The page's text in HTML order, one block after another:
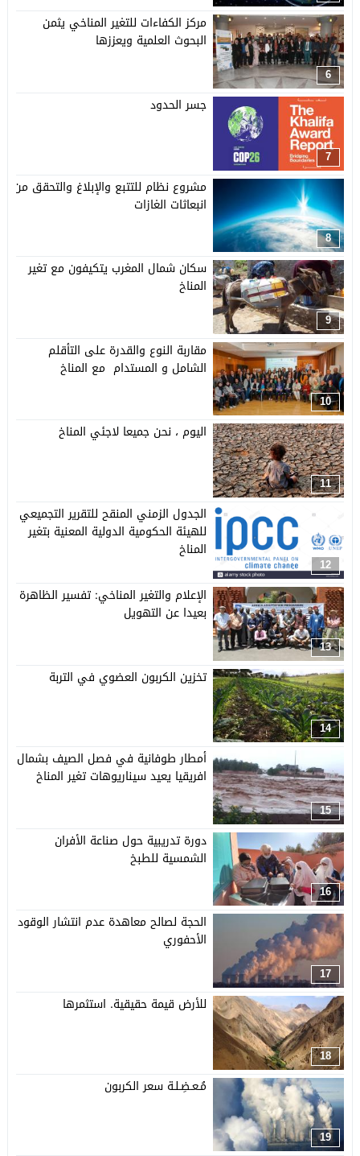
6
مركز الكفاءات للتغير المناخي يثمن
البحوث العلمية ويعززها
7
جسر الحدود
8
مشروع نظام للتتبع والإبلاغ والتحقق من
انبعاثات الغازات
9
سكان شمال المغرب يتكيفون مع تغير
المناخ
10
مقاربة النوع والقدرة على التأقلم
الشامل و المستدام مع المناخ
11
اليوم ، نحن جميعا لاجئي المناخ
12
الجدول الزمني المنقح للتقرير التجميعي
للهيئة الحكومية الدولية المعنية بتغير
المناخ
13
الإعلام والتغير المناخي: تفسير الظاهرة
بعيدا عن التهويل
14
تخزين الكربون العضوي في التربة
15
أمطار طوفانية في فصل الصيف بشمال
افريقيا يعيد سيناريوهات تغير المناخ
16
دورة تدريبية حول صناعة الأفران
الشمسية للطبخ
17
الحجة لصالح معاهدة عدم انتشار الوقود
الأحفوري
18
للأرض قيمة حقيقية. استثمرها
19
مُـعـضِـلـة سعر الكربون